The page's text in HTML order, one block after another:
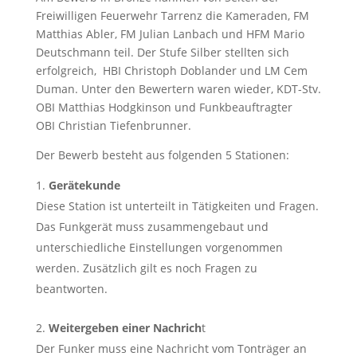
Freiwilligen Feuerwehr Tarrenz die Kameraden, FM
Matthias Abler, FM Julian Lanbach und HFM Mario
Deutschmann teil. Der Stufe Silber stellten sich
erfolgreich, HBI Christoph Doblander und LM Cem
Duman. Unter den Bewertern waren wieder, KDT-Stv.
OBI Matthias Hodgkinson und Funkbeauftragter
OBI Christian Tiefenbrunner.
Der Bewerb besteht aus folgenden 5 Stationen:
Gerätekunde
Diese Station ist unterteilt in Tätigkeiten und Fragen.
Das Funkgerät muss zusammengebaut und
unterschiedliche Einstellungen vorgenommen
werden. Zusätzlich gilt es noch Fragen zu
beantworten.
Weitergeben einer Nachricht
Der Funker muss eine Nachricht vom Tonträger an